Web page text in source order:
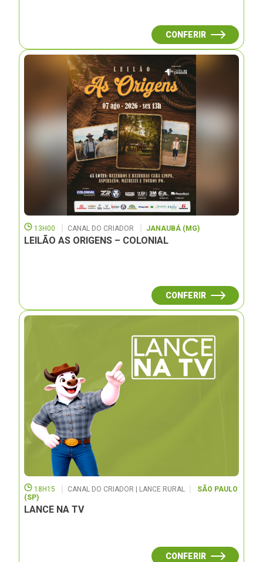
CONFERIR
13H00 CANAL DO CRIADOR JANAUBÁ (MG)
LEILÃO AS ORIGENS – COLONIAL
CONFERIR
18H15 CANAL DO CRIADOR | LANCE RURAL
SÃO PAULO
(SP)
LANCE NA TV
CONFERIR